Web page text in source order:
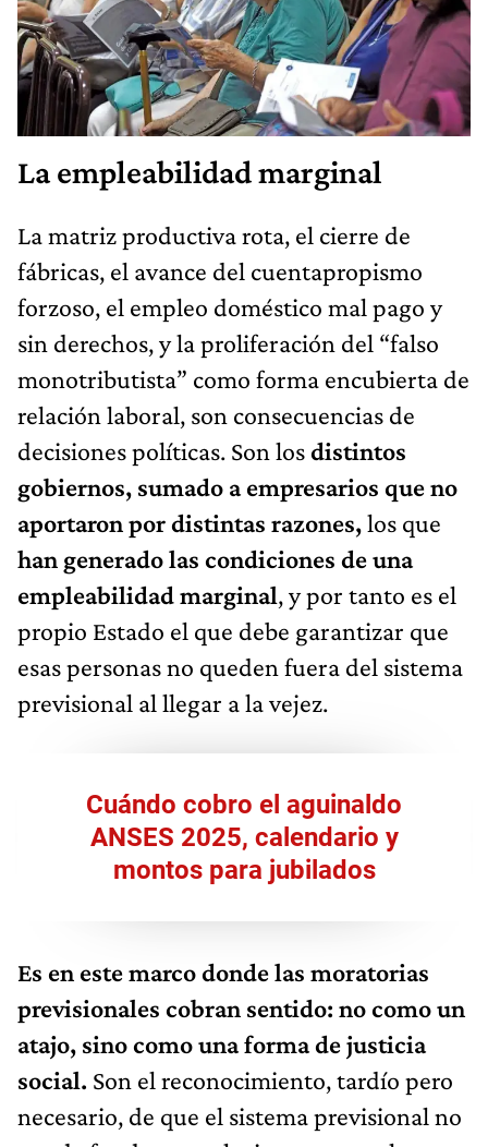
La empleabilidad marginal
La matriz productiva rota, el cierre de
fábricas, el avance del cuentapropismo
forzoso, el empleo doméstico mal pago y
sin derechos, y la proliferación del “falso
monotributista” como forma encubierta de
relación laboral, son consecuencias de
decisiones políticas. Son losdistintos
gobiernos, sumado a empresarios que no
aportaron por distintas razones,los que
han generado las condiciones de una
empleabilidad marginal, y por tanto es el
propio Estado el que debe garantizar que
esas personas no queden fuera del sistema
previsional al llegar a la vejez.
Cuándo cobro el aguinaldo
ANSES 2025, calendario y
montos para jubilados
Es en este marco donde las moratorias
previsionales cobran sentido: no como un
atajo, sino como una forma de justicia
social. Son el reconocimiento, tardío pero
necesario, de que el sistema previsional no